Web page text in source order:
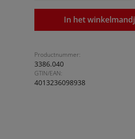
In het
Productnummer:
3386.040
GTIN/EAN:
4013236098938